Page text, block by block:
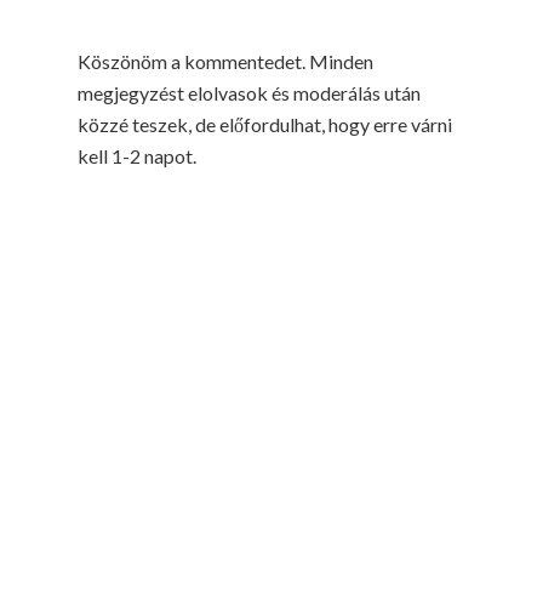
Köszönöm a kommentedet. Minden
megjegyzést elolvasok és moderálás után
közzé teszek, de előfordulhat, hogy erre várni
kell 1-2 napot.